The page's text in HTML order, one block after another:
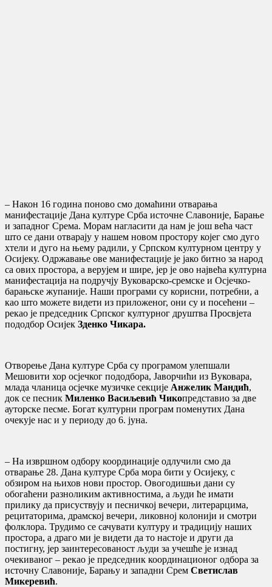
– Након 16 година поново смо домаћини отварања
манифестације Дана културе Срба источне Славоније, Барање
и западног Срема. Морам нагласити да нам је још већа част
што се дани отварају у нашем новом простору којег смо дуго
хтели и дуго на њему радили, у Српском културном центру у
Осијеку. Одржавање ове манифестације је јако битно за народ
са ових простора, а верујем и шире, јер је ово највећа културна
манифестација на подручју Вуковарско-сремске и Осјечко-
барањске жупаније. Наши програми су корисни, потребни, а
као што можете видети из приложеног, они су и посећени –
рекао је председник Српског културног друштва Просвјета
пододбор Осијек Зденко Чикара.
Отворење Дана културе Срба су програмом улепшали
Мешовити хор осјечког пододбора, Јаворчићи из Вуковара,
млада чланица осјечке музичке секције Анжелик Мандић,
док се песник Миленко Васиљевић Чикопредставио за две
ауторске песме. Богат културни програм поменутих Дана
очекује нас и у периоду до 6. јуна.
– На извршном одбору координације одлучили смо да
отварање 28. Дана културе Срба мора бити у Осијеку, с
обзиром на њихов нови простор. Овогодишњи дани су
обогаћени разноликим активностима, а људи ће имати
прилику да присуствују и песничкој вечери, литерарцима,
рецитаторима, драмској вечери, ликовној колонији и смотри
фолклора. Трудимо се сачувати културу и традицију наших
простора, а драго ми је видети да то настоје и други да
постигну, јер заинтересованост људи за учешће је изнад
очекиваног – рекао је председник координационог одбора за
источну Славоније, Барању и западни Срем Светислав
Микеревић.